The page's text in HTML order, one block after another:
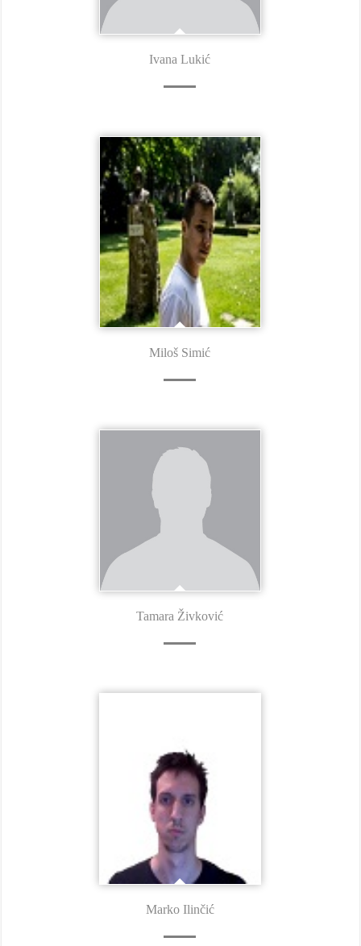
Ivana Lukić
Miloš Simić
Tamara Živković
Marko Ilinčić